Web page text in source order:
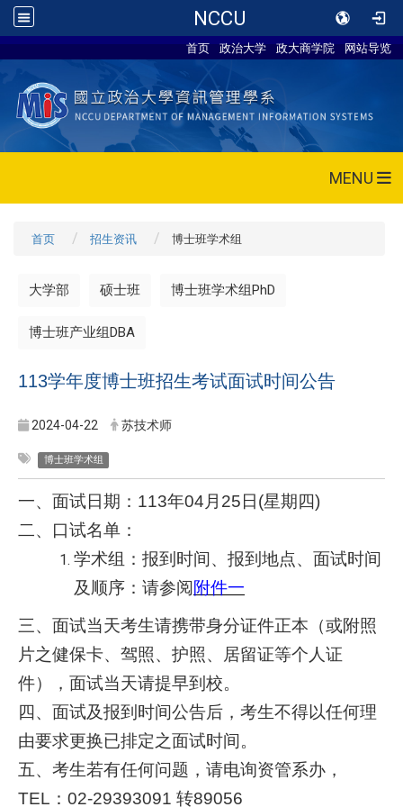
NCCU
首页 政治大学 政大商学院 网站导览
MENU
首页 招生资讯 博士班学术组
大学部 硕士班 博士班学术组PhD
博士班产业组DBA
113学年度博士班招生考试面试时间公告
2024-04-22 苏技术师
博士班学术组
一、面试日期：113年04月25日(星期四)
二、口试名单：
学术组：报到时间、报到地点、面试时间
及顺序：请参阅 附件一
三、面试当天考生请携带身分证件正本（或附照
片之健保卡、驾照、护照、居留证等个人证
件），面试当天请提早到校。
四、面试及报到时间公告后，考生不得以任何理
由要求更换已排定之面试时间。
五、考生若有任何问题，请电询资管系办，
TEL：02-29393091 转89056